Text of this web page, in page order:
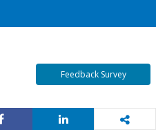
Feedback Survey